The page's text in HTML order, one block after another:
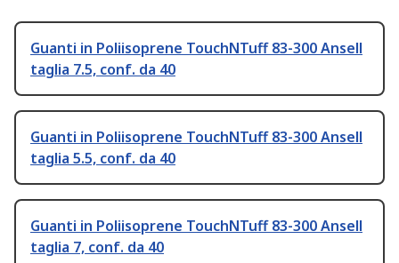
Guanti in Poliisoprene TouchNTuff 83-300 Ansell
taglia 7.5, conf. da 40
Guanti in Poliisoprene TouchNTuff 83-300 Ansell
taglia 5.5, conf. da 40
Guanti in Poliisoprene TouchNTuff 83-300 Ansell
taglia 7, conf. da 40